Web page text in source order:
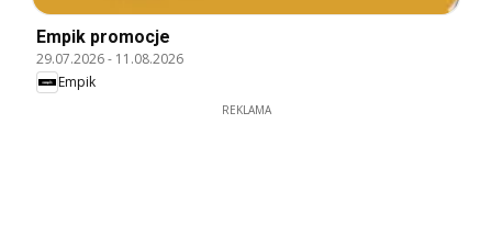
Empik promocje
29.07.2026- 11.08.2026
Empik
REKLAMA